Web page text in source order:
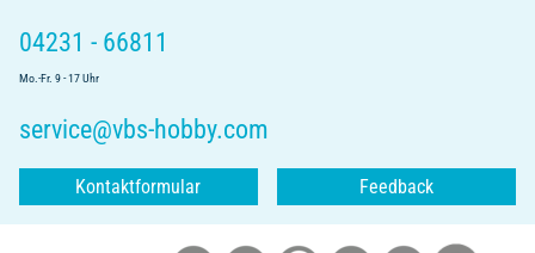
04231 - 66811
Mo.-Fr. 9 - 17 Uhr
service@vbs-hobby.com
Kontaktformular Feedback